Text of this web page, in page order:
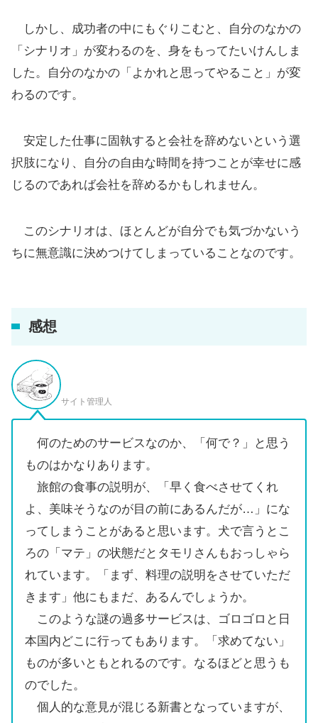
しかし、成功者の中にもぐりこむと、自分のなかの
「シナリオ」が変わるのを、身をもってたいけんしま
した。自分のなかの「よかれと思ってやること」が変
わるのです。
安定した仕事に固執すると会社を辞めないという選
択肢になり、自分の自由な時間を持つことが幸せに感
じるのであれば会社を辞めるかもしれません。
このシナリオは、ほとんどが自分でも気づかないう
ちに無意識に決めつけてしまっていることなのです。
感想
サイト管理人
何のためのサービスなのか、「何で？」と思う
ものはかなりあります。
旅館の食事の説明が、「早く食べさせてくれ
よ、美味そうなのが目の前にあるんだが…」にな
ってしまうことがあると思います。犬で言うとこ
ろの「マテ」の状態だとタモリさんもおっしゃら
れています。「まず、料理の説明をさせていただ
きます」他にもまだ、あるんでしょうか。
このような謎の過多サービスは、ゴロゴロと日
本国内どこに行ってもあります。「求めてない」
ものが多いともとれるのです。なるほどと思うも
のでした。
個人的な意見が混じる新書となっていますが、